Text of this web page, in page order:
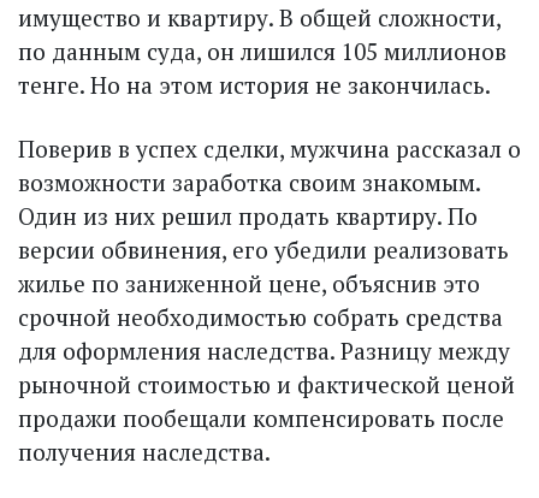
имущество и квартиру. В общей сложности,
по данным суда, он лишился 105 миллионов
тенге. Но на этом история не закончилась.
Поверив в успех сделки, мужчина рассказал о
возможности заработка своим знакомым.
Один из них решил продать квартиру. По
версии обвинения, его убедили реализовать
жилье по заниженной цене, объяснив это
срочной необходимостью собрать средства
для оформления наследства. Разницу между
рыночной стоимостью и фактической ценой
продажи пообещали компенсировать после
получения наследства.